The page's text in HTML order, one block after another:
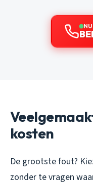
kosten
De grootste fout?
zonder te vragen